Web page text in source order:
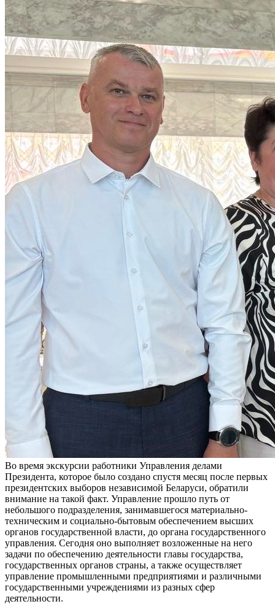
Во время экскурсии работники Управления делами
Президента, которое было создано спустя месяц после первых
президентских выборов независимой Беларуси, обратили
внимание на такой факт. Управление прошло путь от
небольшого подразделения, занимавшегося материально-
техническим и социально-бытовым обеспечением высших
органов государственной власти, до органа государственного
управления. Сегодня оно выполняет возложенные на него
задачи по обеспечению деятельности главы государства,
государственных органов страны, а также осуществляет
управление промышленными предприятиями и различными
государственными учреждениями из разных сфер
деятельности.